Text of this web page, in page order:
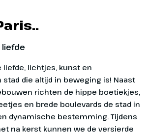
liefde
liefde, lichtjes, kunst en
stad die altijd in beweging is! Naast
richten de hippe boetiekjes,
en brede boulevards de stad in
dynamische bestemming. Tijdens
na kerst kunnen we de versierde